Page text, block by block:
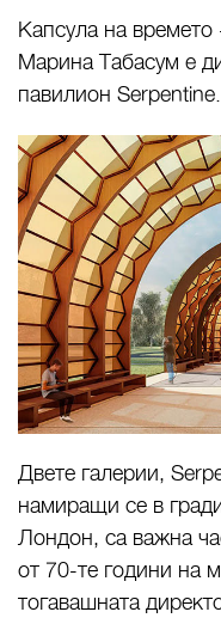
Капсула на
Марина Табасум e
павилион Serpentine.
Двете галерии,
намиращи се в
Лондон, са важна
от 70-те години на
тогавашната